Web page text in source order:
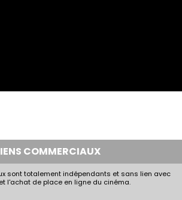
COMMERCIAUX
sont totalement indépendants et sans lien avec
l'achat de place en ligne du cinéma.